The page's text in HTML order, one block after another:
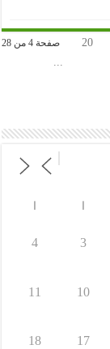
صفحة 4 من 28
20
3
4
10
11
17
18